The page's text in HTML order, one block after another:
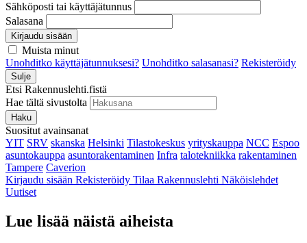
Sähköposti tai käyttäjätunnus
Salasana
Kirjaudu sisään
Muista minut
Unohditko käyttäjätunnuksesi? Unohditko salasanasi? Rekisteröidy
Sulje
Etsi Rakennuslehti.fistä
Hae tältä sivustolta
Haku
Suositut avainsanat
YIT SRV skanska Helsinki Tilastokeskus yrityskauppa NCC Espoo
asuntokauppa asuntorakentaminen Infra talotekniikka rakentaminen
Tampere Caverion
Kirjaudu sisään Rekisteröidy Tilaa Rakennuslehti Näköislehdet
Uutiset
Lue lisää näistä aiheista